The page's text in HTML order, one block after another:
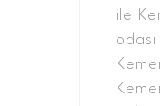
ile